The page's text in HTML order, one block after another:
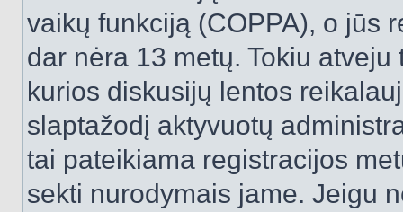
vaikų funkciją (COPPA), o jūs
dar nėra 13 metų. Tokiu
kurios diskusijų lentos
slaptažodį aktyvuotų
tai pateikiama registracijos
sekti nurodymais jame. Jeigu